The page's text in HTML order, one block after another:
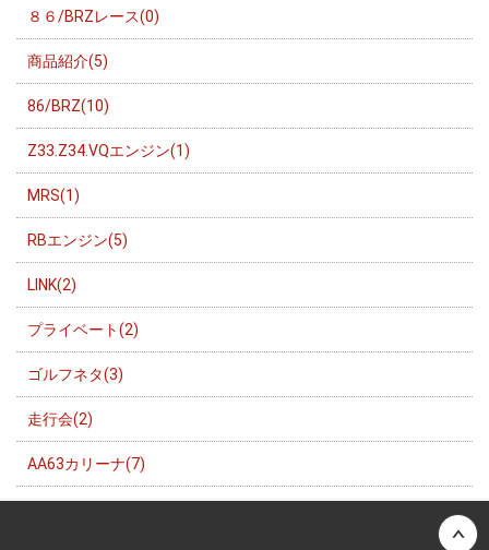
８６/BRZレース(0)
商品紹介(5)
86/BRZ(10)
Z33.Z34.VQエンジン(1)
MRS(1)
RBエンジン(5)
LINK(2)
プライベート(2)
ゴルフネタ(3)
走行会(2)
AA63カリーナ(7)